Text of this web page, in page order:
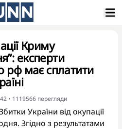
Криму
експерти
рф має сплатити
• 1119566 перегляди
України від окупації
Згідно з результатами